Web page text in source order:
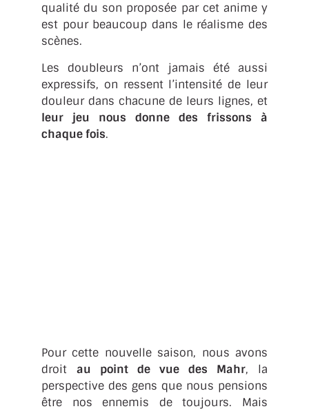
qualité du son proposée par cet anime y
est pour beaucoup dans le réalisme des
scènes.
Les doubleurs n’ont jamais été aussi
expressifs, on ressent l’intensité de leur
douleur dans chacune de leurs lignes, et
leur jeu nous donne des frissons à
chaque fois.
Pour cette nouvelle saison, nous avons
droit au point de vue des Mahr, la
perspective des gens que nous pensions
être nos ennemis de toujours. Mais